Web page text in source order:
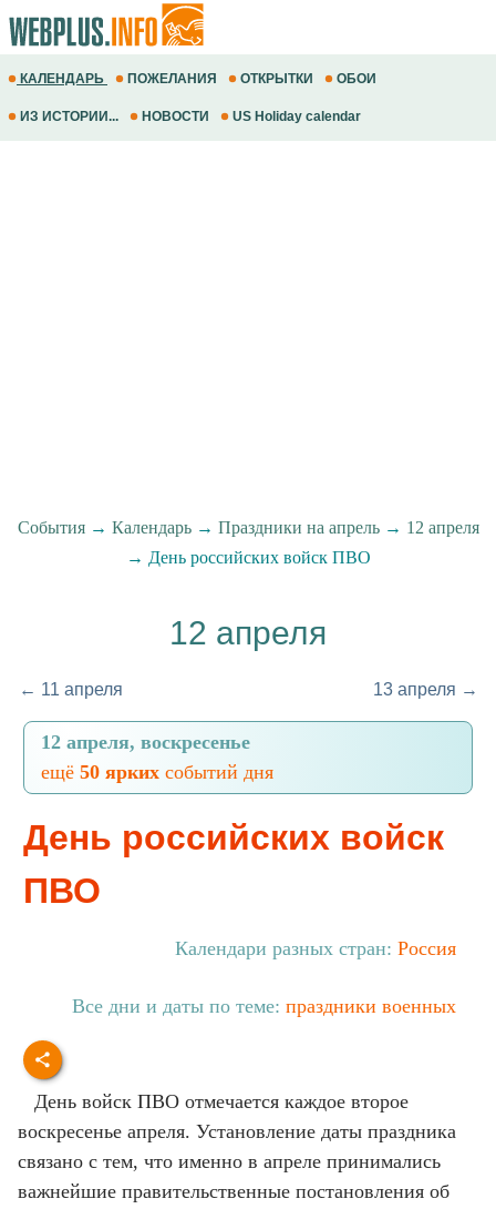
КАЛЕНДАРЬ ПОЖЕЛАНИЯ ОТКРЫТКИ ОБОИ
ИЗ ИСТОРИИ... НОВОСТИ US Holiday calendar
События→ Календарь→ Праздники на апрель→ 12 апреля
→ День российских войск ПВО
12 апреля
← 11 апреля 13 апреля →
12 апреля, воскресенье
ещё 50 ярких событий дня
День российских войск
ПВО
Календари разных стран: Россия
Все дни и даты по теме: праздники военных
День войск ПВО отмечается каждое второе
воскресенье апреля. Установление даты праздника
связано с тем, что именно в апреле принимались
важнейшие правительственные постановления об